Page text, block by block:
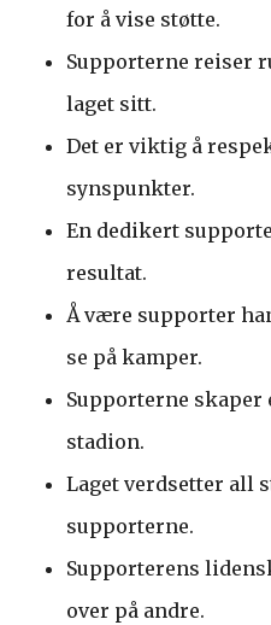
for å vise støtte.
Supporterne reiser
laget sitt.
Det er viktig å
synspunkter.
En dedikert
resultat.
Å være supporter
se på kamper.
Supporterne
stadion.
Laget verdsetter all
supporterne.
Supporterens
over på andre.